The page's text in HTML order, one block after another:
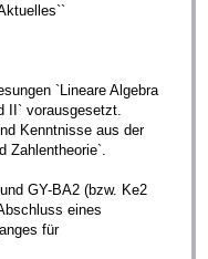
`Lineare Algebra
II` vorausgesetzt.
Kenntnisse aus der
Zahlentheorie`.
GY-BA2 (bzw. Ke2
eines
für